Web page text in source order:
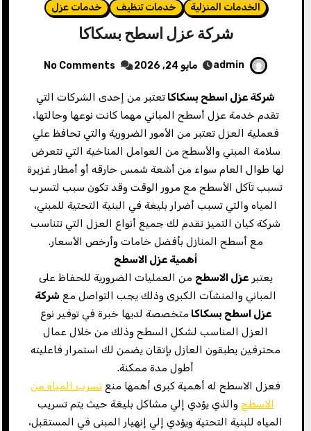
الخدمات المنزلية خدمات تنظيف خدمات عزل
شركة عزل اسطح بسكاكا
admin مايو 24, 2026 No Comments
شركة عزل اسطح بسكاكا تعتبر من إحدى الشركات التي
تقدم خدمة عزل أسطح المباني مهما كانت نوعها وحالتها،
فعملية العزل تعتبر من الأمور الضرورية والتي تحافظ علي
سلامة المبني والأسطح من العوامل المناخية التي تتعرض
لها طوال العام سواء من أشعة شمس حارقه أو أمطار غزيرة
تسبب تآكل الأسطح مع مرور الوقت وقد تكون سبب لتسرب
المياه والتي تسبب أضرار بليغة في البنية التحتية للمبني،
شركة كيان التميز تقدم لك جميع أنواع العزل التي تتناسب
مع أسطح المنازل بأفضل خامات وأرخص الأسعار.
أهمية عزل الاسطح
يعتبرعزل الاسطح من العمليات الضرورية للحفاظ على
المباني والمنشآت الكبرى وذلك يجب التواصل مع شركة
عزل اسطح بسكاكا متخصصة لديها خبرة في توفير نوع
العزل المناسب لشكل السطح وذلك من خلال عمال
محترفين يطبقون العازل بإتقان يضمن لك استمرار فاعليته
أطول مدة ممكنة.
فعزل الاسطح له أهمية كبرى أهمها منع تسرب المياه من
الاسطح والذي يؤدي إلي مشاكل بليغة حيث يتم تسريب
المياه للبنية التحتية ويؤدي إلي إنهيار المبنى في المستقبل،